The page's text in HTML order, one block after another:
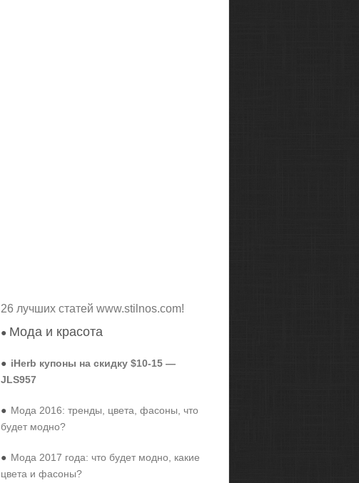
26 лучших статей www.stilnos.com!
● Мода и красота
● iHerb купоны на скидку $10-15 —
JLS957
● Мода 2016: тренды, цвета, фасоны, что
будет модно?
● Мода 2017 года: что будет модно, какие
цвета и фасоны?